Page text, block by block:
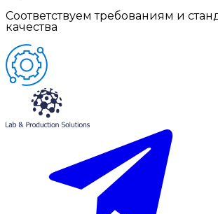
Соответствуем требованиям и
качества